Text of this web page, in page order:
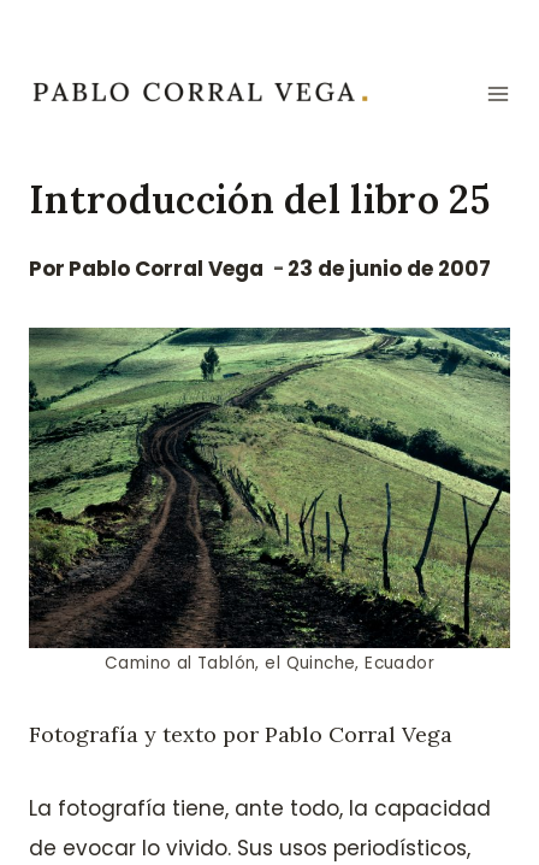
contenido
Introducción del libro 25
Por Pablo Corral Vega 23 de junio de 2007
Camino al Tablón, el Quinche, Ecuador
Fotografía y texto por Pablo Corral Vega
La fotografía tiene, ante todo, la capacidad
de evocar lo vivido. Sus usos periodísticos,